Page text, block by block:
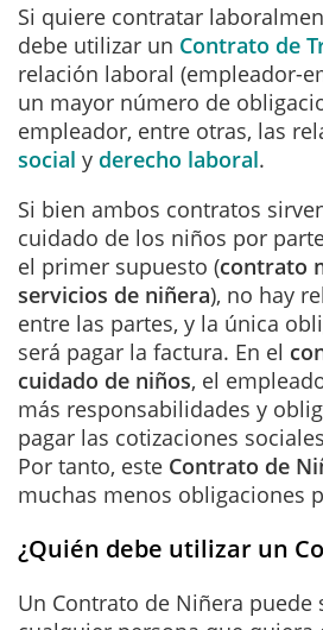
Si quiere contratar
debe utilizar un Contrato de
relación laboral (empleador-
un mayor número de
empleador, entre otras, las
social y derecho laboral.
Si bien ambos contratos
cuidado de los niños por
el primer supuesto (contrato
servicios de niñera), no hay
entre las partes, y la única
será pagar la factura. En el
cuidado de niños, el
más responsabilidades y
pagar las cotizaciones
Por tanto, este Contrato de
muchas menos obligaciones
¿Quién debe utilizar un
Un Contrato de Niñera